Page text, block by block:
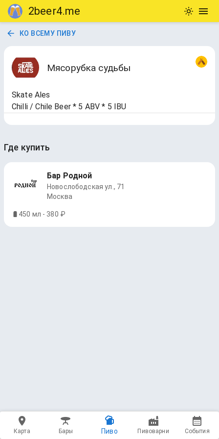
2beer4.me
КО ВСЕМУ ПИВУ
Мясорубка судьбы
Skate Ales
Chilli / Chile Beer * 5 ABV * 5 IBU
Где купить
Бар Родной
Новослободская ул., 71
Москва
450 мл - 380 ₽
Карта Бары Пиво Пивоварни События